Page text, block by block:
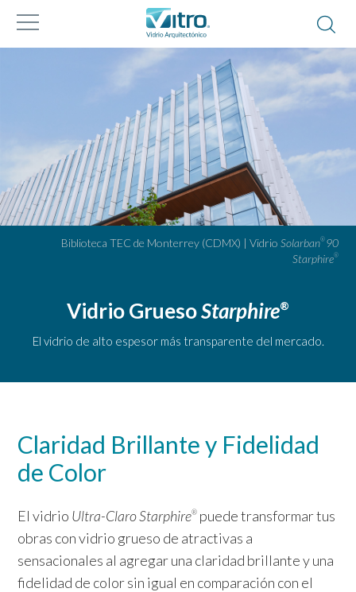
Biblioteca TEC de Monterrey (CDMX) | Vidrio Solarban® 90
Starphire®
Vidrio GruesoStarphire®
El vidrio de alto espesor más transparente del mercado.
Claridad Brillante y Fidelidad
de Color
El vidrio Ultra-ClaroStarphire® puede transformar tus
obras con vidrio grueso de atractivas a
sensacionales al agregar una claridad brillante y una
fidelidad de color sin igual en comparación con el